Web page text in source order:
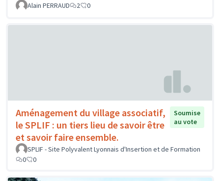
Alain PERRAUD
2 0
Aménagement du village associatif,
le SPLIF : un tiers lieu de savoir être
et savoir faire ensemble.
Soumise
au vote
SPLIF - Site Polyvalent Lyonnais d'Insertion et de Formation
0
0